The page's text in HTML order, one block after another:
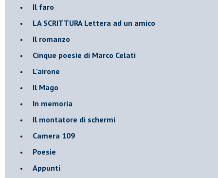
Il faro
​LA SCRITTURA Lettera ad un amico
Il romanzo
Cinque poesie di Marco Celati
L'airone
Il Mago
In memoria
Il montatore di schermi
Camera 109
Poesie
Appunti